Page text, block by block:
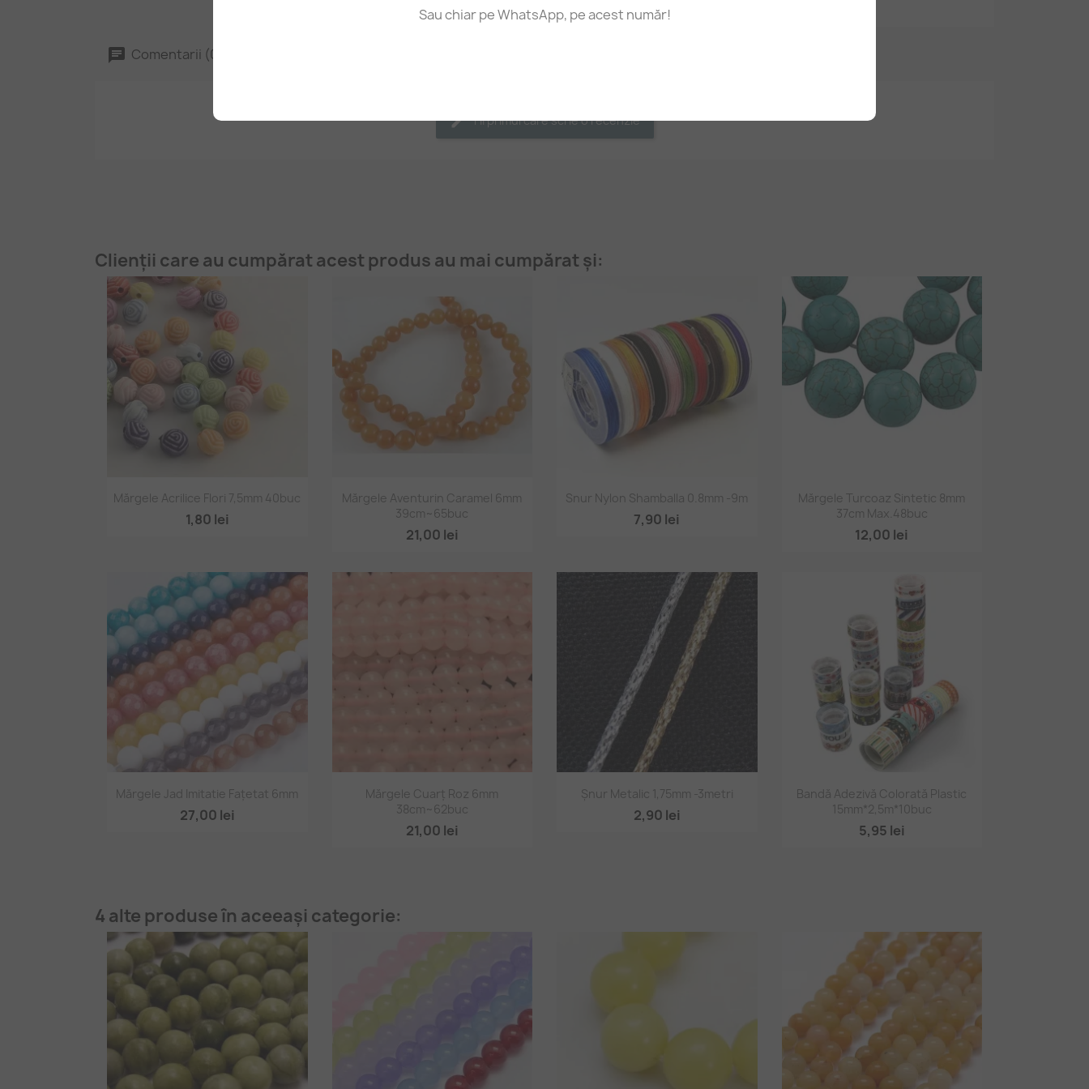
Sau chiar pe WhatsApp, pe acest număr!
Comentarii (0)
Fii primul care scrie o recenzie
Clienții care au cumpărat acest produs au mai cumpărat și:
 Vizualizare rapidă
Mărgele Acrilice Flori 7,5mm 40buc
1,80 lei
 Vizualizare rapidă
Mărgele Aventurin Caramel 6mm
39cm~65buc
21,00 lei
Vizualizare rapidă
Snur Nylon Shamballa 0.8mm -9m
7,90 lei
Vizualizare rapidă
Mărgele Turcoaz Sintetic 8mm
37cm Max.48buc
12,00 lei
 Vizualizare rapidă
Mărgele Jad Imitatie Fațetat 6mm
27,00 lei
Vizualizare rapidă
Mărgele Cuarț Roz 6mm
38cm~62buc
21,00 lei
 Vizualizare rapidă
Șnur Metalic 1,75mm -3metri
2,90 lei
 Vizualizare rapidă
Bandă Adezivă Colorată Plastic
15mm*2,5m*10buc
5,95 lei
4 alte produse în aceeași categorie: